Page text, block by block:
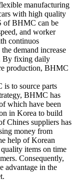
manufacturing
with high quality
of BHMC can be
and worker
continuos
demand increase
By fixing daily
production, BHMC
to source parts
BHMC has
which have been
in Korea to build
Chines suppliers has
money from
help of Korean
items on time
Consequently,
advantage in the